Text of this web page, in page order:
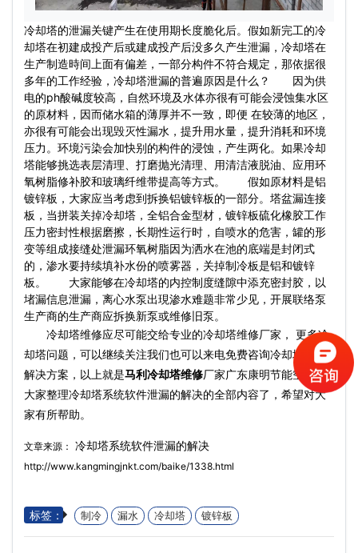
冷却塔的泄漏关键产生在使用期长度脆化后。假如新完工的冷
却塔在初建成投产后或建成投产后没多久产生泄漏，冷却塔在
生产制造時间上面有偏差，一部分构件不符合规定，那依据很
多年的工作经验，冷却塔泄漏的普遍原因是什么？ 因为供
电的ph酸碱度较高，自然环境及水体亦很有可能会浸蚀集水区
的原材料，因而储水箱的薄厚并不一致，即便 在较薄的地区，
亦很有可能会出现毁灭性漏水，提升用水量，提升消耗和环境
压力。环境污染会加快别的构件的浸蚀，产生两化。如果冷却
塔能够挑选表层清理、打磨抛光清理、用清洁液脱油、应用环
氧树脂修补胶和玻璃纤维带提高等方式。 假如原材料是铝
镀锌板，大家应当考虑到拆换铝镀锌板的一部分。塔盆漏连接
板，当拼装关掉冷却塔，全铝合金型材，镀锌板硫化橡胶工作
压力密封性根据磨擦，长期性运行时，自喷水的危害，罐的形
变等组成接缝处泄漏环氧树脂因为洒水在池的底端是封闭式
的，渗水要持续填补水份的喷雾器，关掉制冷板是铝和镀锌
板。 大家能够在冷却塔的内控制度缝隙中添充密封胶，以
堵漏信息泄漏，离心水泵出現渗水难题非常少见，开展联络泵
生产商的生产商应拆换新泵或维修旧泵。
冷却塔维修应尽可能交给专业的冷却塔维修厂家， 更多冷
却塔问题，可以继续关注我们也可以来电免费咨询冷却塔故障
解决方案，以上就是马利冷却塔维修厂家广东康明节能空调为
大家整理冷却塔系统软件泄漏的解决的全部内容了，希望对大
家有所帮助。
文章来源： 冷却塔系统软件泄漏的解决
http://www.kangmingjnkt.com/baike/1338.html
标签： 制冷 漏水 冷却塔 镀锌板